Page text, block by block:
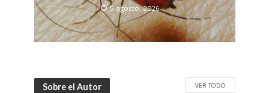
5 agosto, 2026
Sobre el Autor VER TODO